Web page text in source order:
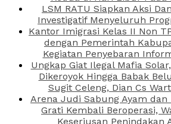
LSM RATU Siapkan Aksi
Investigatif Menyeluruh
Kantor Imigrasi Kelas II Non
dengan Pemerintah
Kegiatan Penyebaran
Ungkap Giat Ilegal Mafia
Dikeroyok Hingga Babak
Sugit Celeng, Dian Cs
Arena Judi Sabung Ayam dan
Grati Kembali Beroperasi,
Keseriusan Penindakan